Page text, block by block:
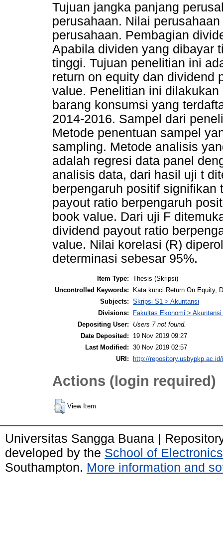
Tujuan jangka panjang
perusahaan. Nilai
perusahaan. Pembagian
Apabila dividen yang dibayar
tinggi. Tujuan penelitian ini
return on equity dan dividend
value. Penelitian ini
barang konsumsi yang
2014-2016. Sampel dari
Metode penentuan sampel
sampling. Metode analisis
adalah regresi data panel
analisis data, dari hasil uji t
berpengaruh positif
payout ratio berpengaruh
book value. Dari uji F
dividend payout ratio
value. Nilai korelasi (R)
determinasi sebesar 95%.
Item Type: Thesis (Skripsi)
Uncontrolled Keywords:
Kata kunci:Return On Equity,
Subjects: Skripsi S1 > Akuntansi
Divisions:
Fakultas Ekonomi > Akuntansi
Depositing User:
Users 7 not found.
Date Deposited:
19 Nov 2019 09:27
Last Modified: 30 Nov 2019 02:57
URI:
http://
Actions (login required)
View Item
Universitas Sangga Buana |
developed by the School of
Southampton. More information and